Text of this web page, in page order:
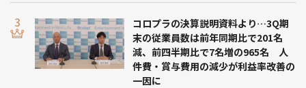
コロプラの決算説明資料より…3Q期
末の従業員数は前年同期比で201名
減、前四半期比で7名増の965名 人
件費・賞与費用の減少が利益率改善の
一因に